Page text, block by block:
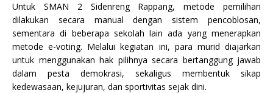
Untuk SMAN 2 Sidenreng Rappang, metode pemilihan
dilakukan secara manual dengan sistem pencoblosan,
sementara di beberapa sekolah lain ada yang menerapkan
metode e-voting. Melalui kegiatan ini, para murid diajarkan
untuk menggunakan hak pilihnya secara bertanggung jawab
dalam pesta demokrasi, sekaligus membentuk sikap
kedewasaan, kejujuran, dan sportivitas sejak dini.